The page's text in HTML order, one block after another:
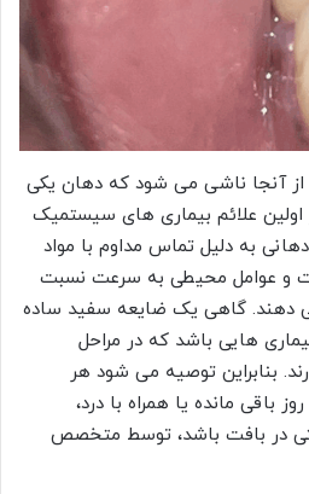
آنجا ناشی می شود که دهان یکی
اولین علائم بیماری های سیستمیک
به دلیل تماس مداوم با مواد
و عوامل محیطی به سرعت نسبت
دهند. گاهی یک ضایعه سفید ساده
هایی باشد که در مراحل
بنابراین توصیه می شود هر
ضایعه سفید که بیش از 14 روز باقی مانده یا همراه با درد،
در بافت باشد، توسط متخصص